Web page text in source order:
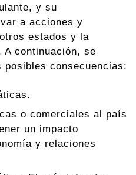
y su
a acciones y
estados y la
A continuación, se
posibles consecuencias:
o comerciales al país
un impacto
y relaciones